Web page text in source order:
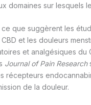
domaines sur lesquels
que suggèrent les
et les douleurs
et analgésiques
Journal of Pain Research
récepteurs
de la douleur.